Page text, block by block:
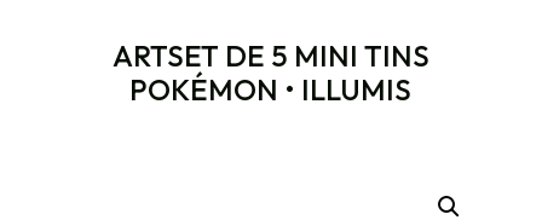
ARTSET DE 5 MINI TINS
POKÉMON • ILLUMIS